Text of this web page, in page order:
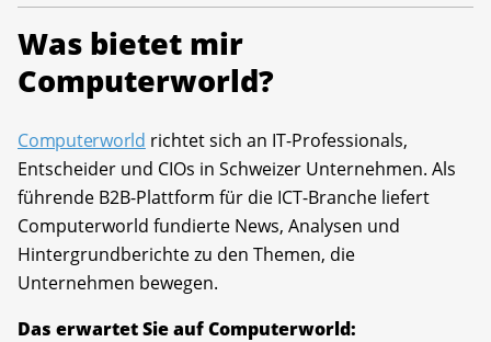
Was bietet mir
Computerworld?
Computerworld richtet sich an IT-Professionals,
Entscheider und CIOs in Schweizer Unternehmen. Als
führende B2B-Plattform für die ICT-Branche liefert
Computerworld fundierte News, Analysen und
Hintergrundberichte zu den Themen, die
Unternehmen bewegen.
Das erwartet Sie auf Computerworld: